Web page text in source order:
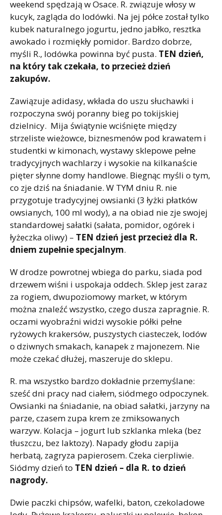
weekend spędzają w Osace. R. związuje włosy w
kucyk, zagląda do lodówki. Na jej półce został tylko
kubek naturalnego jogurtu, jedno jabłko, resztka
awokado i rozmiękły pomidor. Bardzo dobrze,
myśli R., lodówka powinna być pusta. TEN dzień,
na który tak czekała, to przecież dzień
zakupów.
Zawiązuje adidasy, wkłada do uszu słuchawki i
rozpoczyna swój poranny bieg po tokijskiej
dzielnicy. Mija świątynie wciśnięte między
strzeliste wieżowce, biznesmenów pod krawatem i
studentki w kimonach, wystawy sklepowe pełne
tradycyjnych wachlarzy i wysokie na kilkanaście
pięter słynne domy handlowe. Biegnąc myśli o tym,
co zje dziś na śniadanie. W TYM dniu R. nie
przygotuje tradycyjnej owsianki (3 łyżki płatków
owsianych, 100 ml wody), a na obiad nie zje swojej
standardowej sałatki (sałata, pomidor, ogórek i
łyżeczka oliwy) – TEN dzień jest przecież dla R.
dniem zupełnie specjalnym.
W drodze powrotnej wbiega do parku, siada pod
drzewem wiśni i uspokaja oddech. Sklep jest zaraz
za rogiem, dwupoziomowy market, w którym
można znaleźć wszystko, czego dusza zapragnie. R.
oczami wyobraźni widzi wysokie półki pełne
ryżowych krakersów, puszystych ciasteczek, lodów
o dziwnych smakach, kanapek z majonezem. Nie
może czekać dłużej, maszeruje do sklepu.
R. ma wszystko bardzo dokładnie przemyślane:
sześć dni pracy nad ciałem, siódmego odpoczynek.
Owsianki na śniadanie, na obiad sałatki, jarzyny na
parze, czasem zupa krem ze zmiksowanych
warzyw. Kolacja – jogurt lub szklanka mleka (bez
tłuszczu, bez laktozy). Napady głodu zapija
herbatą, zagryza papierosem. Czeka cierpliwie.
Siódmy dzień to TEN dzień – dla R. to dzień
nagrody.
Dwie paczki chipsów, wafelki, baton, czekoladowe